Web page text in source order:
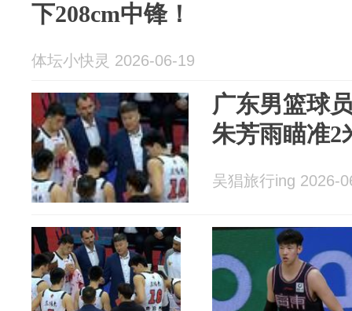
下208cm中锋！
体坛小快灵 2026-06-19
广东男篮球
朱芳雨瞄准2
吴猖旅行ing 2026-